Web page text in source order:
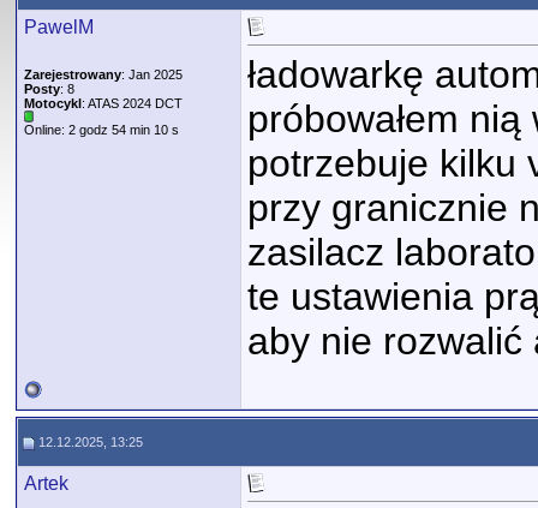
PawelM
Zarejestrowany: Jan 2025
Posty: 8
Motocykl: ATAS 2024 DCT
Online: 2 godz 54 min 10 s
ładowarkę
próbowałem
potrzebuje kilku
przy granicznie
zasilacz
te ustawienia
aby nie rozwalić
12.12.2025, 13:25
Artek